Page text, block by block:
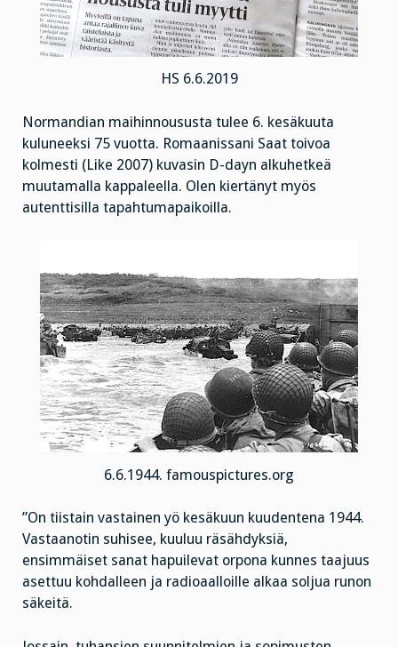
HS 6.6.2019
Normandian maihinnoususta tulee 6. kesäkuuta
kuluneeksi 75 vuotta. Romaanissani Saat toivoa
kolmesti (Like 2007) kuvasin D-dayn alkuhetkeä
muutamalla kappaleella. Olen kiertänyt myös
autenttisilla tapahtumapaikoilla.
6.6.1944. famouspictures.org
”On tiistain vastainen yö kesäkuun kuudentena 1944.
Vastaanotin suhisee, kuuluu räsähdyksiä,
ensimmäiset sanat hapuilevat orpona kunnes taajuus
asettuu kohdalleen ja radioaalloille alkaa soljua runon
säkeitä.